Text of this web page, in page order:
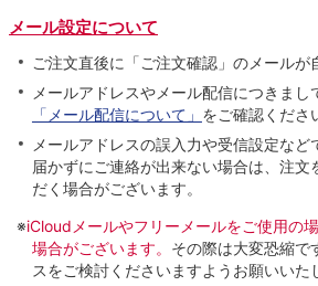
メール設定について
ご注文直後に「ご注文確認」のメールが
メールアドレスやメール配信につきま
「メール配信について」 をご確認くださ
メールアドレスの誤入力や受信設定な
届かずにご連絡が出来ない場合は、注文
だく場合がございます。
※iCloudメールやフリーメールをご使用の
場合がございます。 その際は大変恐縮で
スをご検討くださいますようお願いいた